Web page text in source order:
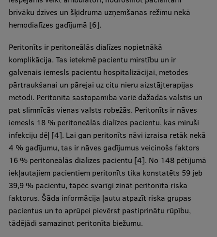
International partners
EURAXESS RSU contact point
Foreign delegation requests
EATRIS Coordinator in Latvia
brīvāku dzīves un šķidruma uzņemšanas režīmu nekā
hemodialīzes gadījumā [6].
Peritonīts ir peritoneālās dialīzes nopietnākā
komplikācija. Tas ietekmē pacientu mirstību un ir
galvenais iemesls pacientu hospitalizācijai, metodes
pārtraukšanai un pārejai uz citu nieru aizstājterapijas
metodi. Peritonīta sastopamība variē dažādās valstīs un
pat slimnīcās vienas valsts robežās. Peritonīts ir nāves
iemesls 18 % peritoneālās dialīzes pacientu, kas miruši
infekciju dēļ [4]. Lai gan peritonīts nāvi izraisa retāk nekā
4 % gadījumu, tas ir nāves gadījumus veicinošs faktors
16 % peritoneālās dialīzes pacientu [4]. No 148 pētījumā
iekļautajiem pacientiem peritonīts tika konstatēts 59 jeb
39,9 % pacientu, tāpēc svarīgi zināt peritonīta riska
faktorus. Šāda informācija ļautu atpazīt riska grupas
pacientus un to aprūpei pievērst pastiprinātu rūpību,
tādējādi samazinot peritonīta biežumu.